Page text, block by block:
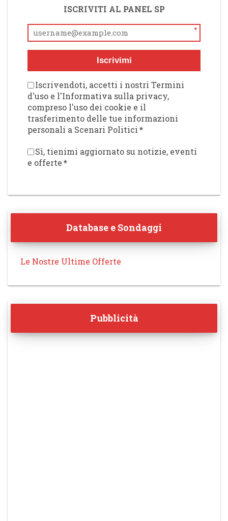
ISCRIVITI AL PANEL SP
*
Iscrivimi
Iscrivendoti, accetti i nostri Termini
d'uso e l'Informativa sulla privacy,
compreso l'uso dei cookie e il
trasferimento delle tue informazioni
personali a Scenari Politici*
Sì, tienimi aggiornato su notizie, eventi
e offerte*
Database e Sondaggi
Le Nostre Ultime Offerte
Pubblicità